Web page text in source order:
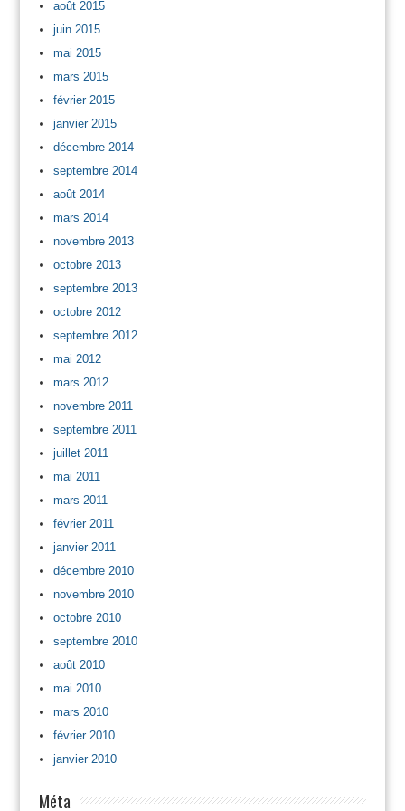
août 2015
juin 2015
mai 2015
mars 2015
février 2015
janvier 2015
décembre 2014
septembre 2014
août 2014
mars 2014
novembre 2013
octobre 2013
septembre 2013
octobre 2012
septembre 2012
mai 2012
mars 2012
novembre 2011
septembre 2011
juillet 2011
mai 2011
mars 2011
février 2011
janvier 2011
décembre 2010
novembre 2010
octobre 2010
septembre 2010
août 2010
mai 2010
mars 2010
février 2010
janvier 2010
Méta